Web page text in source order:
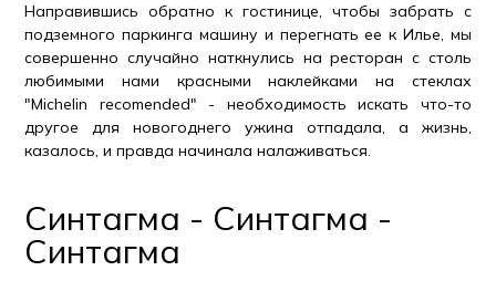
Направившись обратно к гостинице, чтобы забрать с
подземного паркинга машину и перегнать ее к Илье, мы
совершенно случайно наткнулись на ресторан с столь
любимыми нами красными наклейками на стеклах
"Michelin recomended" - необходимость искать что-то
другое для новогоднего ужина отпадала, а жизнь,
казалось, и правда начинала налаживаться.
Синтагма - Синтагма -
Синтагма